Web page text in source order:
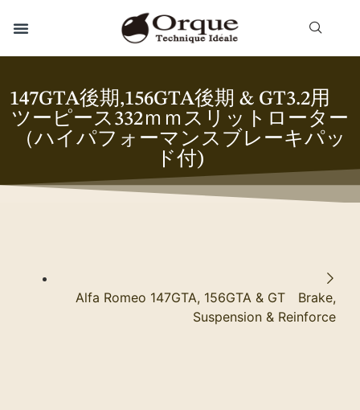
147GTA後期,156GTA後期 & GT3.2用
ツーピース332ｍｍスリットローター
（ハイパフォーマンスブレーキパッ
ド付)
Alfa Romeo 147GTA, 156GTA & GT Brake,
Suspension & Reinforce